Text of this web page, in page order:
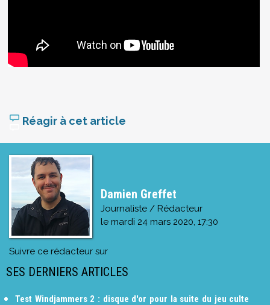
Réagir à cet article
Damien Greffet
Journaliste / Rédacteur
le mardi 24 mars 2020, 17:30
Suivre ce rédacteur sur
SES DERNIERS ARTICLES
Test Windjammers 2 : disque d'or pour la suite du jeu culte